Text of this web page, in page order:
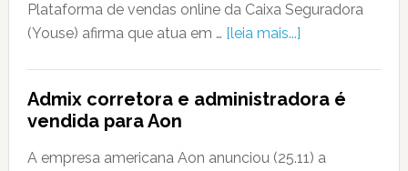
Plataforma de vendas online da Caixa Seguradora
(Youse) afirma que atua em … [leia mais...]
Admix corretora e administradora é
vendida para Aon
A empresa americana Aon anunciou (25.11) a